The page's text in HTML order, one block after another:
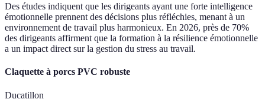
Des études indiquent que les dirigeants ayant une forte intelligence
émotionnelle prennent des décisions plus réfléchies, menant à un
environnement de travail plus harmonieux. En 2026, près de 70%
des dirigeants affirment que la formation à la résilience émotionnelle
a un impact direct sur la gestion du stress au travail.
Claquette à porcs PVC robuste
Ducatillon